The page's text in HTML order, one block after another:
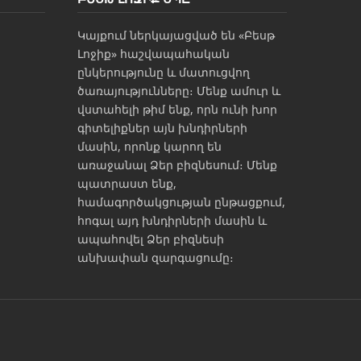
Կայքում ներկայացված են «Բեսթ
Լոջիք» հաշվապահական
ընկերությունը և մատուցվող
ծառայությունները։ Մենք ամուր և
վստահելի թիմ ենք, որն ունի խոր
գիտելիքներ այն խնդիրների
մասին, որոնք կարող են
առաջանալ Ձեր բիզնեսում։ Մենք
պատրաստ ենք,
համագործակցության ընթացքում,
հոգալ այդ խնդիրների մասին և
ապահովել Ձեր բիզնեսի
անխափան զարգացումը։